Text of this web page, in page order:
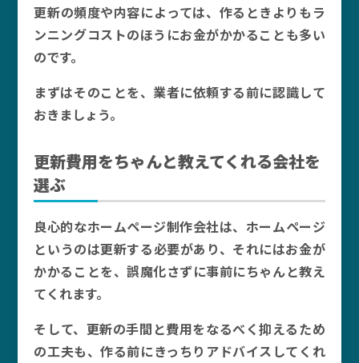
更新の頻度や内容によっては、作るときよりもラ
ンニングコストのほうにお金がかかることも多い
のです。
まずはそのことを、業者に依頼する前に認識して
おきましょう。
更新費用をちゃんと教えてくれる会社を
選ぶ
良心的なホームページ制作会社は、ホームページ
というのは更新する必要があり、それにはお金が
かかることを、誤魔化さずに事前にちゃんと教え
てくれます。
そして、更新の手間と費用をなるべく抑えるため
の工夫も、作る前にきっちりアドバイスしてくれ